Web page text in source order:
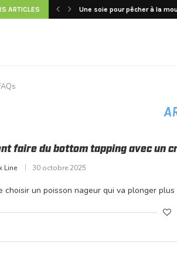
ARTICLES Une soie pour pêcher à la
faire du bottom tapping avec un
Line 30 octobre 2025
choisir un poisson nageur qui va plonger